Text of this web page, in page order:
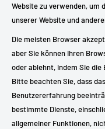
Website zu verwenden, um
unserer Website und
Die meisten Browser
aber Sie können Ihren
oder ablehnt, indem Sie die
Bitte beachten Sie, dass
Benutzererfahrung
bestimmte Dienste,
allgemeiner Funktionen,